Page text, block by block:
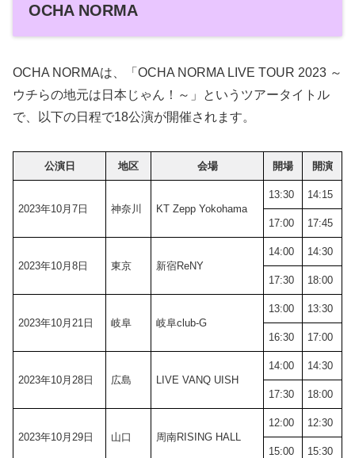
OCHA NORMA
OCHA NORMAは、「OCHA NORMA LIVE TOUR 2023 ～
ウチらの地元は日本じゃん！～」というツアータイトル
で、以下の日程で18公演が開催されます。
公演日 地区 会場 開場 開演
2023年10月7日 神奈川 KT Zepp Yokohama
13:30 14:15
17:00 17:45
2023年10月8日 東京 新宿ReNY
14:00 14:30
17:30 18:00
2023年10月21日 岐阜 岐阜club-G
13:00 13:30
16:30 17:00
2023年10月28日 広島 LIVE VANQ UISH
14:00 14:30
17:30 18:00
2023年10月29日 山口 周南RISING HALL
12:00 12:30
15:00 15:30